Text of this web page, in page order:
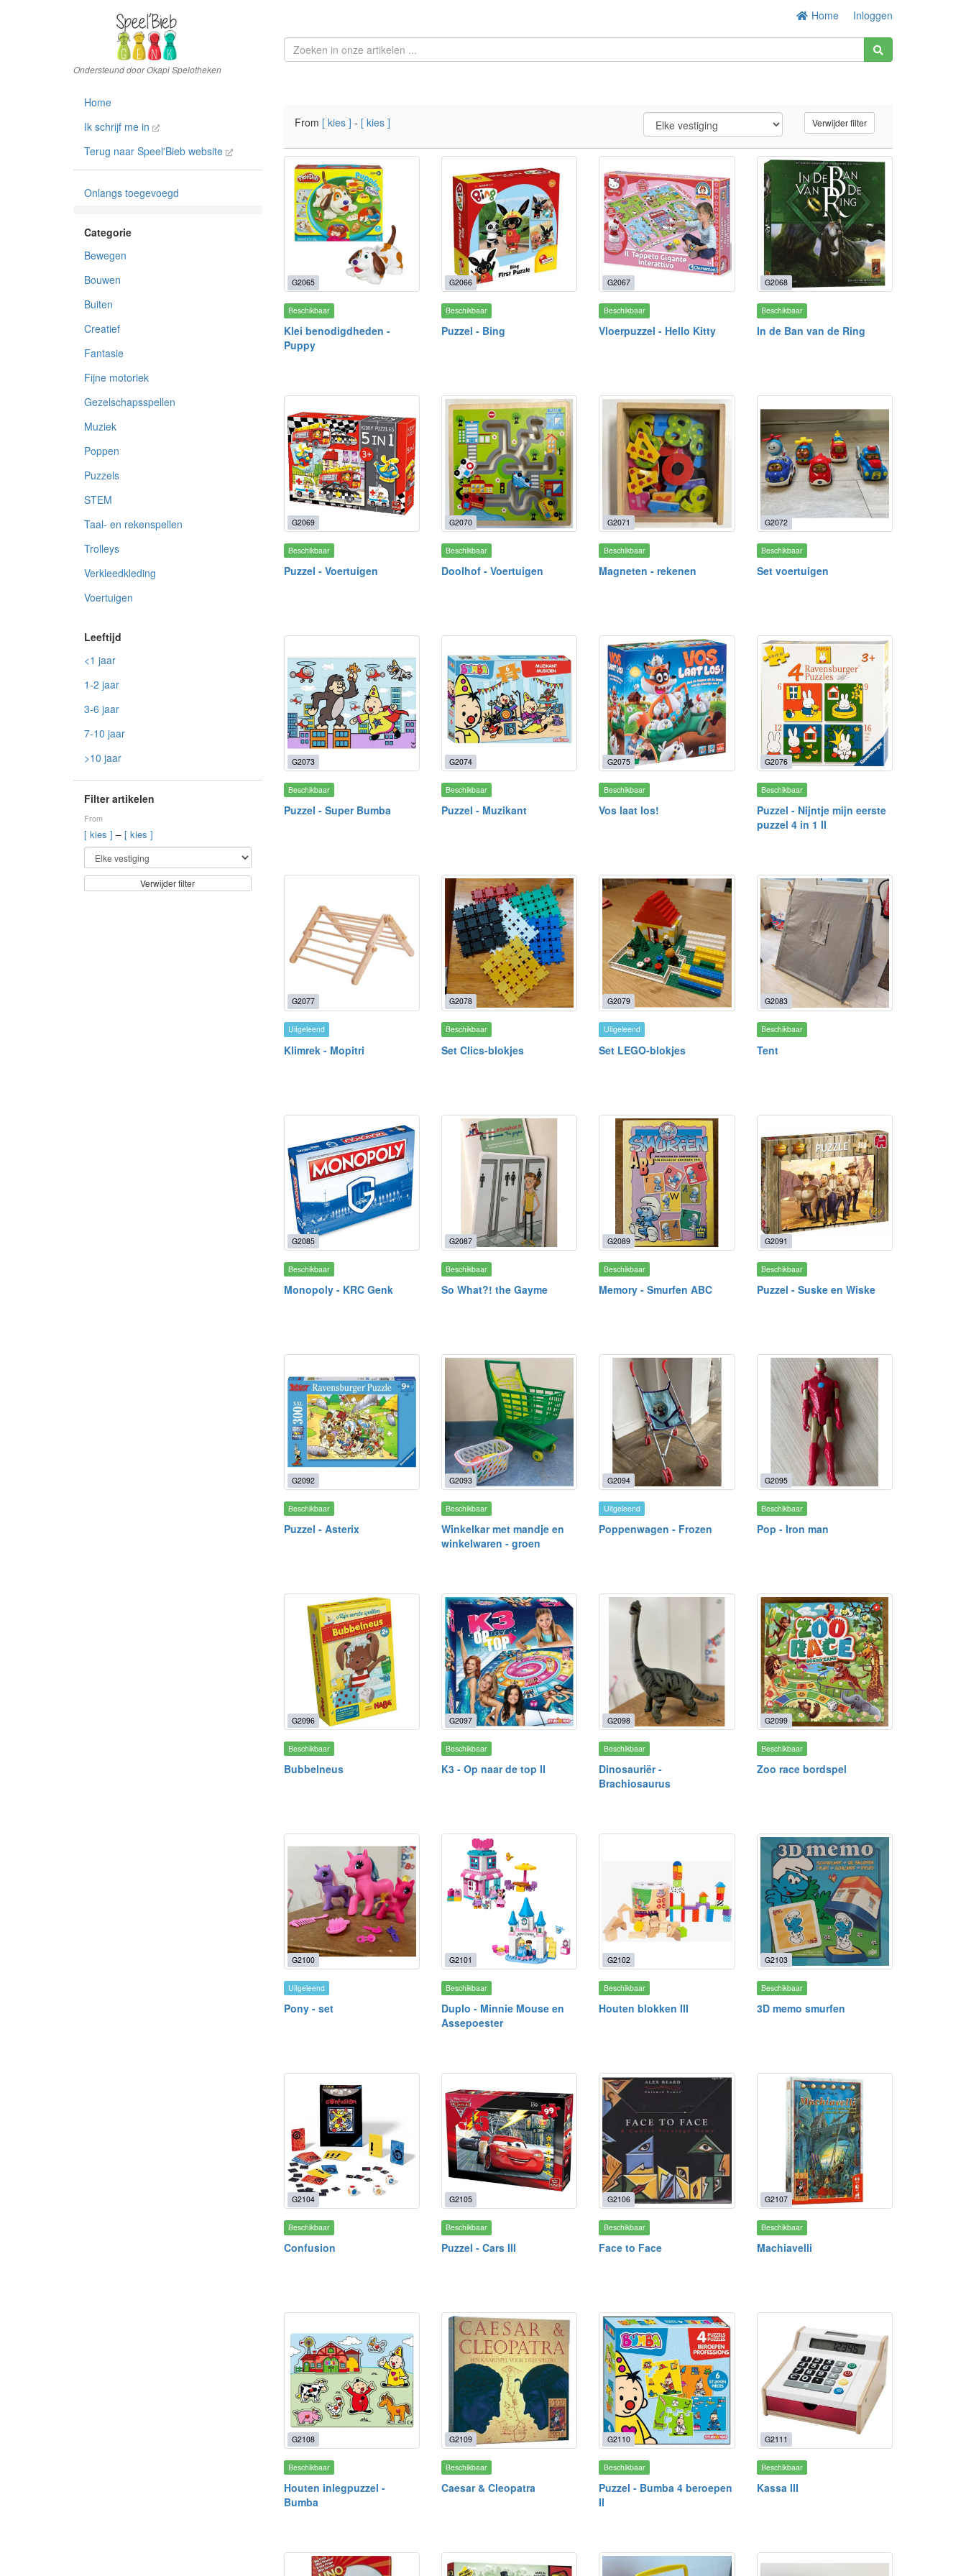
Home Inloggen
Home
Ik schrijf me in
Terug naar Speel'Bieb website
Onlangs toegevoegd
Bewegen
Bouwen
Buiten
Creatief
Fantasie
Fijne motoriek
Gezelschapsspellen
Muziek
Poppen
Puzzels
STEM
Taal- en rekenspellen
Trolleys
Verkleedkleding
Voertuigen
<1 jaar
1-2 jaar
3-6 jaar
7-10 jaar
>10 jaar
Filter artikelen
From
[ kies ] – [ kies ]
Verwijder filter
From [ kies ] - [ kies ] Verwijder filter
G2065
Beschikbaar
Klei benodigdheden -
Puppy
G2066
Beschikbaar
Puzzel - Bing
G2067
Beschikbaar
Vloerpuzzel - Hello Kitty
G2068
Beschikbaar
In de Ban van de Ring
G2069
Beschikbaar
Puzzel - Voertuigen
G2070
Beschikbaar
Doolhof - Voertuigen
G2071
Beschikbaar
Magneten - rekenen
G2072
Beschikbaar
Set voertuigen
G2073
Beschikbaar
Puzzel - Super Bumba
G2074
Beschikbaar
Puzzel - Muzikant
G2075
Beschikbaar
Vos laat los!
G2076
Beschikbaar
Puzzel - Nijntje mijn eerste
puzzel 4 in 1 II
G2077
Uitgeleend
Klimrek - Mopitri
G2078
Beschikbaar
Set Clics-blokjes
G2079
Uitgeleend
Set LEGO-blokjes
G2083
Beschikbaar
Tent
G2085
Beschikbaar
Monopoly - KRC Genk
G2087
Beschikbaar
So What?! the Gayme
G2089
Beschikbaar
Memory - Smurfen ABC
G2091
Beschikbaar
Puzzel - Suske en Wiske
G2092
Beschikbaar
Puzzel - Asterix
G2093
Beschikbaar
Winkelkar met mandje en
winkelwaren - groen
G2094
Uitgeleend
Poppenwagen - Frozen
G2095
Beschikbaar
Pop - Iron man
G2096
Beschikbaar
Bubbelneus
G2097
Beschikbaar
K3 - Op naar de top II
G2098
Beschikbaar
Dinosauriër -
Brachiosaurus
G2099
Beschikbaar
Zoo race bordspel
G2100
Uitgeleend
Pony - set
G2101
Beschikbaar
Duplo - Minnie Mouse en
Assepoester
G2102
Beschikbaar
Houten blokken III
G2103
Beschikbaar
3D memo smurfen
G2104
Beschikbaar
Confusion
G2105
Beschikbaar
Puzzel - Cars III
G2106
Beschikbaar
Face to Face
G2107
Beschikbaar
Machiavelli
G2108
Beschikbaar
Houten inlegpuzzel -
Bumba
G2109
Beschikbaar
Caesar & Cleopatra
G2110
Beschikbaar
Puzzel - Bumba 4 beroepen
II
G2111
Beschikbaar
Kassa III